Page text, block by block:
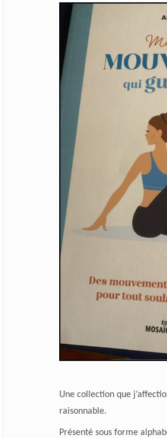
Une collection que
raisonnable.
Présenté sous forme